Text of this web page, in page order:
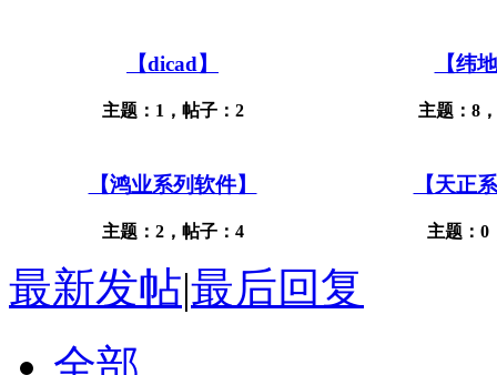
【dicad】
主题：1，帖子：2
【纬
主题：8
【鸿业系列软件】
主题：2，帖子：4
【天正
主题：0
最新发帖|最后回复